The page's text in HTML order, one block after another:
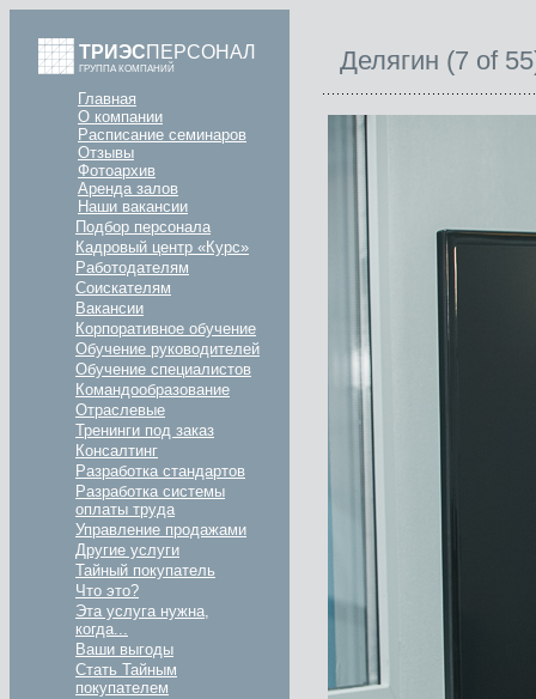
ТРИЭСПЕРСОНАЛ
ГРУППА КОМПАНИЙ
Главная
О компании
Расписание семинаров
Отзывы
Фотоархив
Аренда залов
Наши вакансии
Подбор персонала
Кадровый центр «Курс»
Работодателям
Соискателям
Вакансии
Корпоративное обучение
Обучение руководителей
Обучение специалистов
Командообразование
Отраслевые
Тренинги под заказ
Консалтинг
Разработка стандартов
Разработка системы
оплаты труда
Управление продажами
Другие услуги
Тайный покупатель
Что это?
Эта услуга нужна,
когда...
Ваши выгоды
Стать Тайным
покупателем
Делягин (7 of